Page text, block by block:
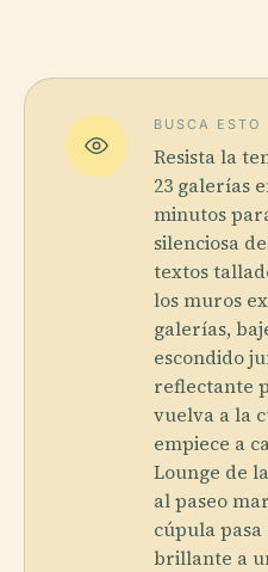
BUSCA ESTO
Resista la
23 galerías
minutos
silenciosa
textos
los muros
galerías,
escondido
reflectante
vuelva a la
empiece a
Lounge de
al paseo
cúpula
brillante a